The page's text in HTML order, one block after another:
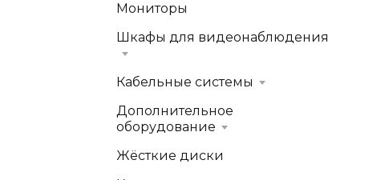
Мониторы
Шкафы для видеонаблюдения
Кабельные системы
Дополнительное
оборудование
Жёсткие диски